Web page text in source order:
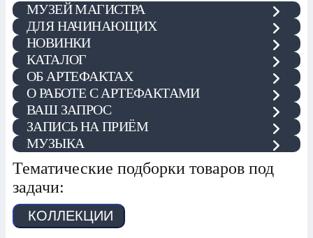
МУЗЕЙ МАГИСТРА
ДЛЯ НАЧИНАЮЩИХ
НОВИНКИ
КАТАЛОГ
ОБ АРТЕФАКТАХ
О РАБОТЕ С АРТЕФАКТАМИ
ВАШ ЗАПРОС
ЗАПИСЬ НА ПРИЁМ
МУЗЫКА
Тематические подборки товаров под
задачи:
КОЛЛЕКЦИИ